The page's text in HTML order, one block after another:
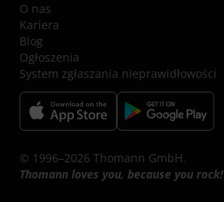
O nas
Kariera
Blog
Ogłoszenia
System zgłaszania nieprawidłowości
© 1996–2026 Thomann GmbH.
Thomann loves you, because you rock!